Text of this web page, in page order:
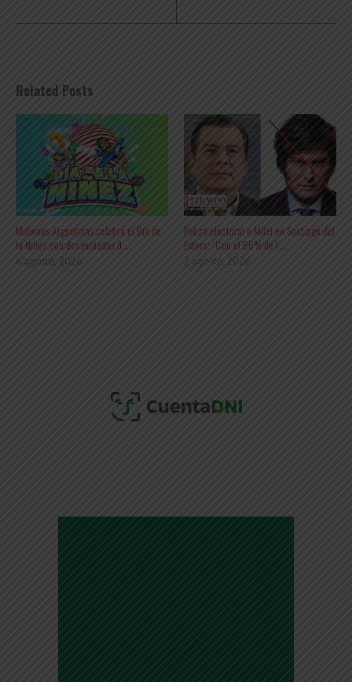
Related Posts
Malvinas Argentinas celebra el Día de
la Niñez con dos jornadas d ...
6 agosto, 2026
Paliza electoral a Milei en Santiago del
Estero: “Con el 66% de l ...
2 agosto, 2026